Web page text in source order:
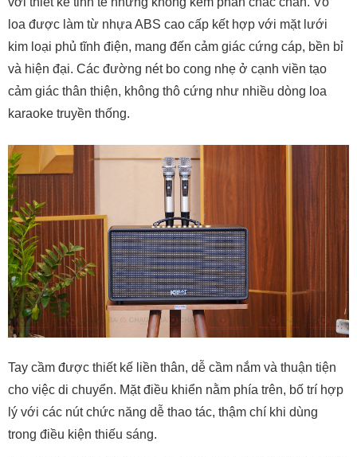
✅ Ưu điểm nổi bật
❌ Nhược điểm bạn cần lưu ý
Loa Acnos FLAC 36 Phù Hợp Với Ai?
Người yêu nhạc chất lượng cao:
Người thích hát karaoke tại nhà:
Người hay du lịch, tổ chức sự kiện nhỏ:
loa được làm từ nhựa ABS cao cấp kết hợp với mặt lưới
kim loại phủ tĩnh điện, mang đến cảm giác cứng cáp, bền bỉ
và hiện đại. Các đường nét bo cong nhẹ ở cạnh viền tạo
cảm giác thân thiện, không thô cứng như nhiều dòng loa
karaoke truyền thống.
Tay cầm được thiết kế liền thân, dễ cầm nắm và thuận tiện
cho việc di chuyển. Mặt điều khiển nằm phía trên, bố trí hợp
lý với các nút chức năng dễ thao tác, thậm chí khi dùng
trong điều kiện thiếu sáng.